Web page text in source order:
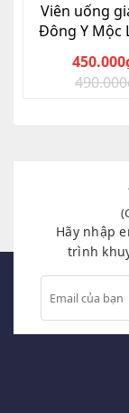
Viên uống
Đông Y Mộc
490.000
Giá
450.000
Giá
Hãy nhập
trình